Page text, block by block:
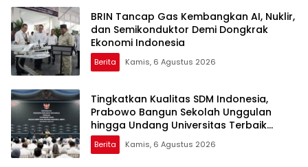
BRIN Tancap Gas Kembangkan AI, Nuklir,
dan Semikonduktor Demi Dongkrak
Ekonomi Indonesia
Berita Kamis, 6 Agustus 2026
Tingkatkan Kualitas SDM Indonesia,
Prabowo Bangun Sekolah Unggulan
hingga Undang Universitas Terbaik
Dunia
Berita Kamis, 6 Agustus 2026